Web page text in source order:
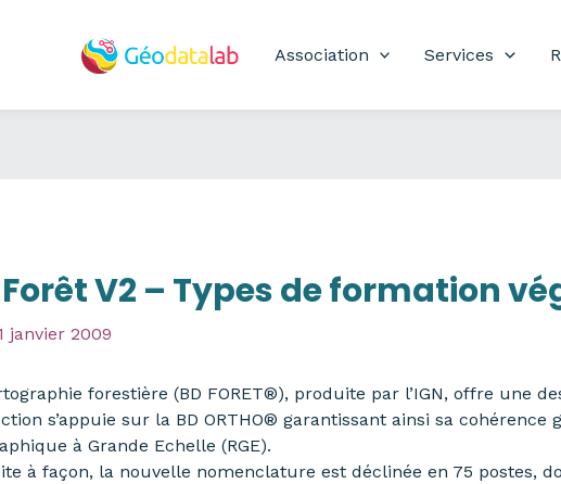
Association Services
Forêt V2 – Types de formation
janvier 2009
forestière (BD FORET®), produite par l’IGN, offre une
s’appuie sur la BD ORTHO® garantissant ainsi sa
à Grande Echelle (RGE).
à façon, la nouvelle nomenclature est déclinée en 75 postes,